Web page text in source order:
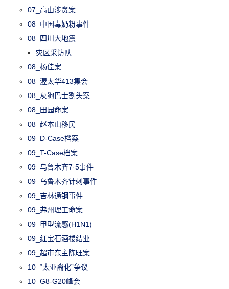
07_高山涉贪案
08_中国毒奶粉事件
08_四川大地震
灾区采访队
08_杨佳案
08_渥太华413集会
08_灰狗巴士割头案
08_田园命案
08_赵本山移民
09_D-Case档案
09_T-Case档案
09_乌鲁木齐7·5事件
09_乌鲁木齐针刺事件
09_吉林通钢事件
09_弗州理工命案
09_甲型流感(H1N1)
09_红宝石酒楼结业
09_超市东主陈旺案
10_“太亚裔化”争议
10_G8-G20峰会